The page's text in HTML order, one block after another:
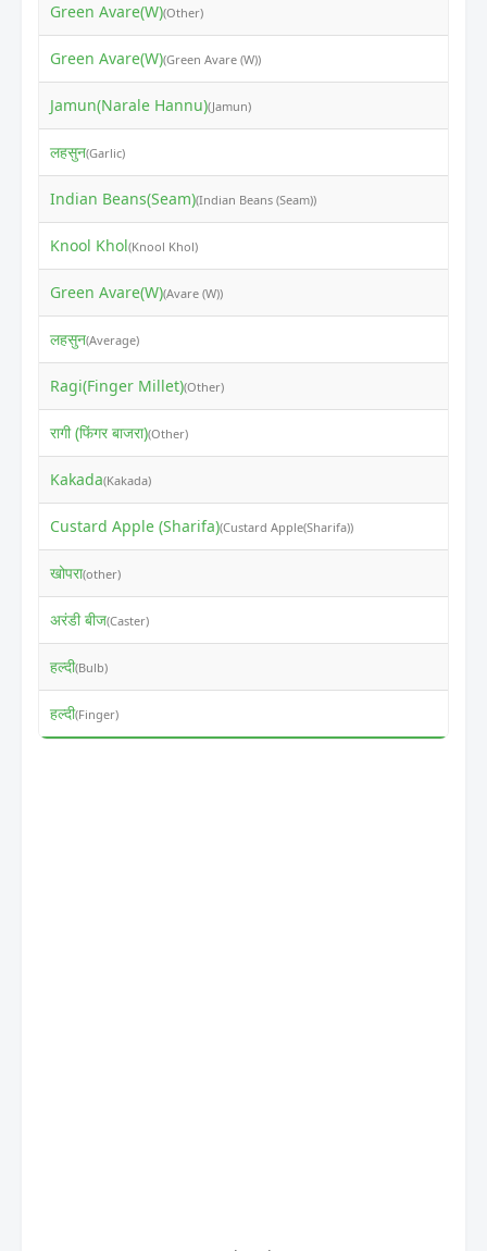
Green Avare(W)(Other)
Green Avare(W)(Green Avare (W))
Jamun(Narale Hannu)(Jamun)
लहसुन(Garlic)
Indian Beans(Seam)(Indian Beans (Seam))
Knool Khol(Knool Khol)
Green Avare(W)(Avare (W))
लहसुन(Average)
Ragi(Finger Millet)(Other)
रागी (फिंगर बाजरा)(Other)
Kakada(Kakada)
Custard Apple (Sharifa)(Custard Apple(Sharifa))
खोपरा(other)
अरंडी बीज(Caster)
हल्दी(Bulb)
हल्दी(Finger)